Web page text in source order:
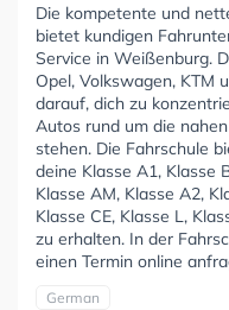
Die kompetente und
bietet kundigen
Service in Weißenburg.
Opel, Volkswagen, KTM
darauf, dich zu
Autos rund um die
stehen. Die Fahrschule
deine Klasse A1, Klasse
Klasse AM, Klasse A2,
Klasse CE, Klasse L,
zu erhalten. In der
einen Termin online
German